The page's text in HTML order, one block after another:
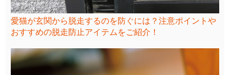
愛猫が玄関から脱走するのを防ぐには？注意ポイントや
おすすめの脱走防止アイテムをご紹介！